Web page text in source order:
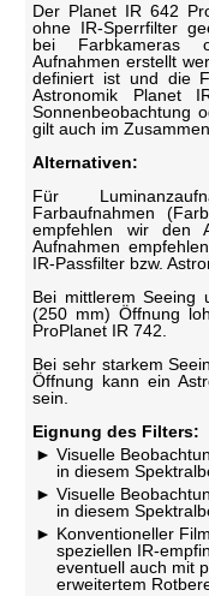
Der Planet IR 642
ohne IR-Sperrfilter
bei Farbkameras
Aufnahmen erstellt
definiert ist und die
Astronomik
Sonnenbeobachtung
gilt auch im
Alternativen:
Für
Farbaufnahmen
empfehlen wir den
Aufnahmen
IR-Passfilter bzw.
Bei mittlerem Seeing
(250 mm) Öffnung
ProPlanet IR 742.
Bei sehr starkem
Öffnung kann ein
sein.
Eignung des Filters:
Visuelle
in diesem
Visuelle
in diesem
Konventioneller
speziellen IR-
eventuell auch mit
erweitertem